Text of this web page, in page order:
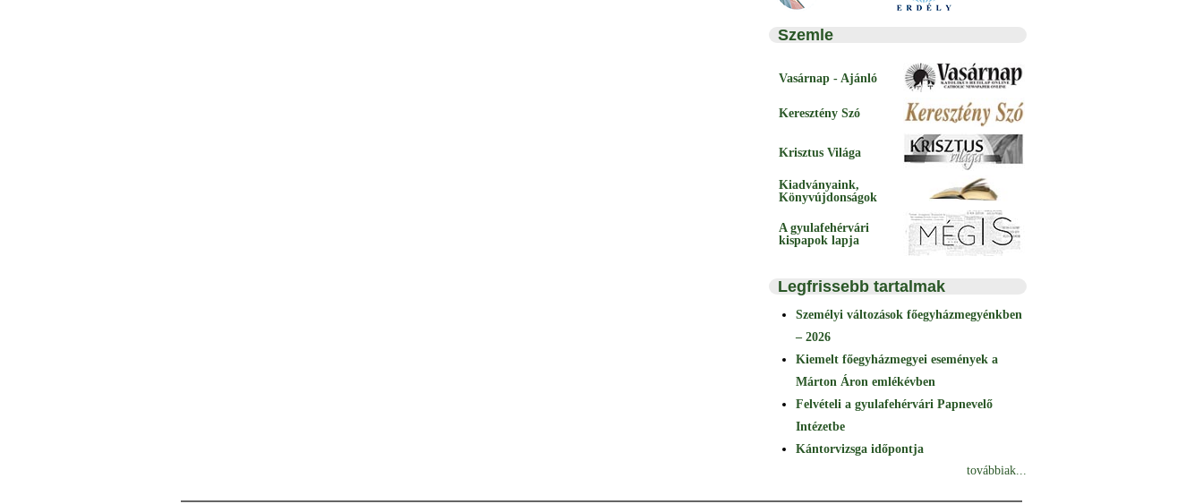
Szemle
Vasárnap - Ajánló
Keresztény Szó
Krisztus Világa
Kiadványaink,
Könyvújdonságok
A gyulafehérvári
kispapok lapja
Legfrissebb tartalmak
Személyi változások főegyházmegyénkben
– 2026
Kiemelt főegyházmegyei események a
Márton Áron emlékévben
Felvételi a gyulafehérvári Papnevelő
Intézetbe
Kántorvizsga időpontja
továbbiak...